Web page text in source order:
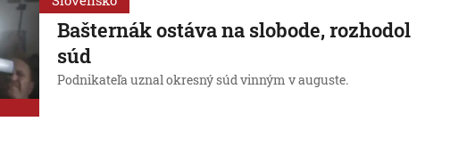
Bašternák ostáva na slobode, rozhodol
súd
Podnikateľa uznal okresný súd vinným v auguste.